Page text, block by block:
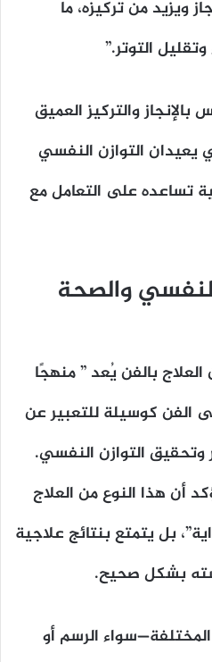
ويزيد من تركيزه، ما
التوتر.”
والتركيز العميق
يعيدان التوازن النفسي
تساعده على التعامل مع
والصحة
بالفن يُعد ” منهجًا
الفن كوسيلة للتعبير عن
التوازن النفسي.
أن هذا النوع من العلاج
بل يتمتع بنتائج علاجية
بشكل صحيح.
الرسم أو